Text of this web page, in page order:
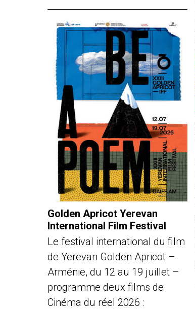
Golden Apricot Yerevan
International Film Festival
Le festival international du film
de Yerevan Golden Apricot –
Arménie, du 12 au 19 juillet –
programme deux films de
Cinéma du réel 2026 :